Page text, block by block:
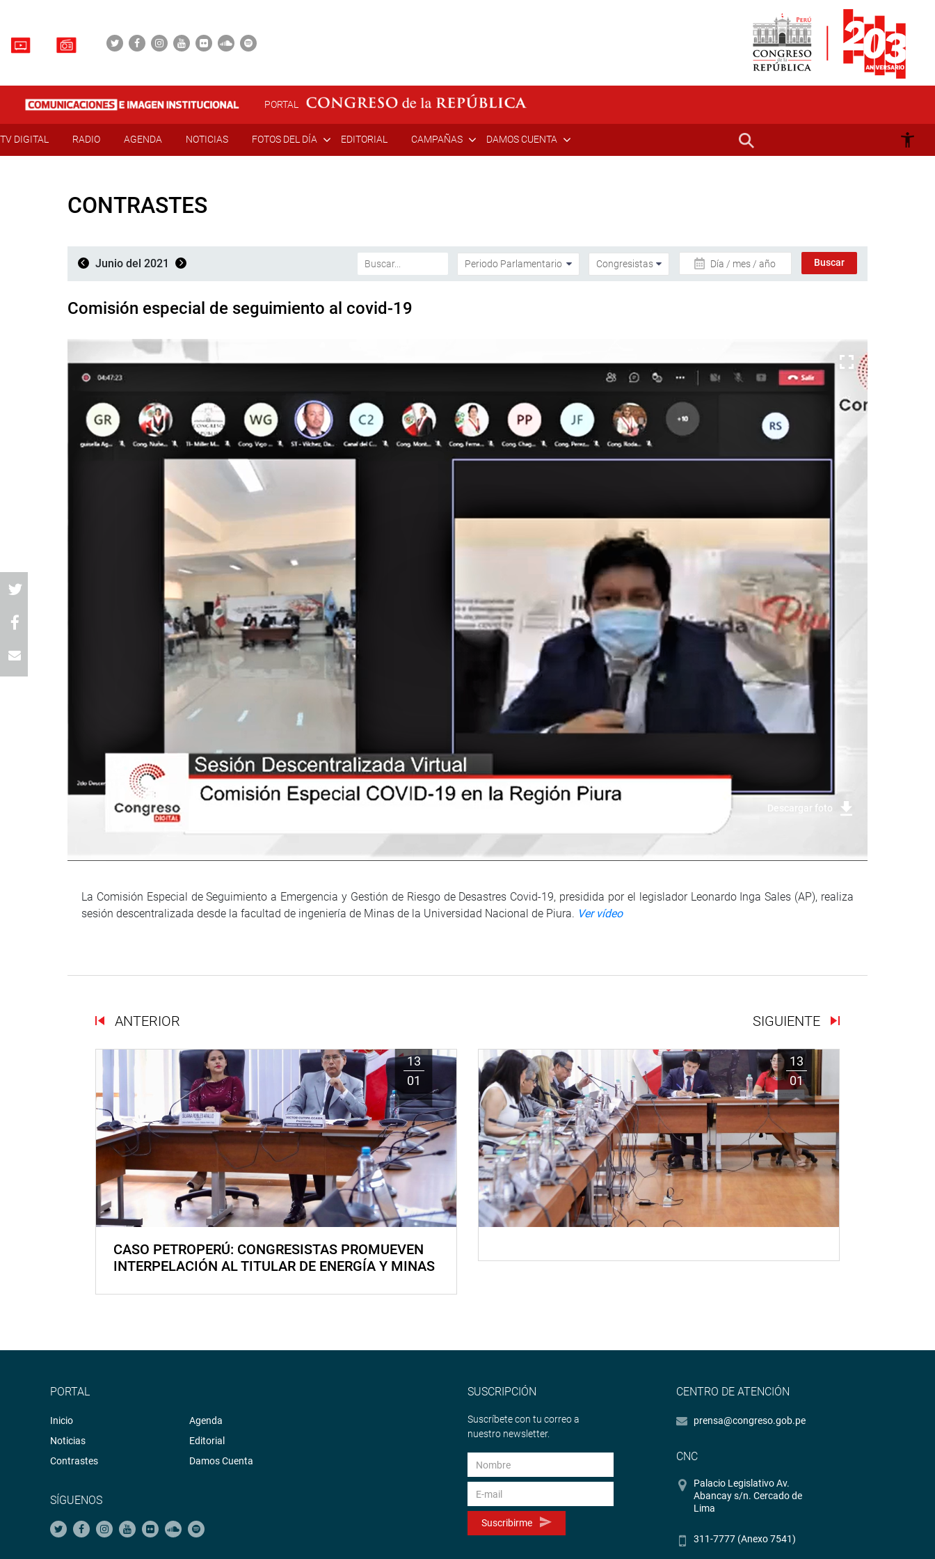
PORTAL
TV DIGITAL RADIO AGENDA NOTICIAS FOTOS DEL DÍA EDITORIAL CAMPAÑAS DAMOS CUENTA
CONTRASTES
Junio del 2021 Día / mes / año
Comisión especial de seguimiento al covid-19
Descargar foto
La Comisión Especial de Seguimiento a Emergencia y Gestión de Riesgo de Desastres Covid-19, presidida por el legislador Leonardo Inga Sales (AP), realiza
sesión descentralizada desde la facultad de ingeniería de Minas de la Universidad Nacional de Piura. Ver vídeo
ANTERIOR SIGUIENTE
13
01
CASO PETROPERÚ: CONGRESISTAS PROMUEVEN
INTERPELACIÓN AL TITULAR DE ENERGÍA Y MINAS
13
01
PORTAL
Inicio
Noticias
Contrastes
Agenda
Editorial
Damos Cuenta
SÍGUENOS
SUSCRIPCIÓN
Suscríbete con tu correo a
nuestro newsletter.
Suscribirme
CENTRO DE ATENCIÓN
prensa@congreso.gob.pe
CNC
Palacio Legislativo Av.
Abancay s/n. Cercado de
Lima
311-7777 (Anexo 7541)